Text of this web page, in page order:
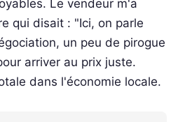
Le vendeur m'a
qui disait : "Ici, on parle
un peu de pirogue
arriver au prix juste.
dans l'économie locale.